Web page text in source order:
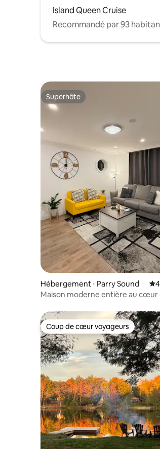
Island Queen Cruise
Recommandé par 93
Superhôte
Superhôte
Hébergement ⋅ Parry Sound
Maison moderne entière au cœur
Coup de cœur voyageurs
Coup de cœur voyageurs